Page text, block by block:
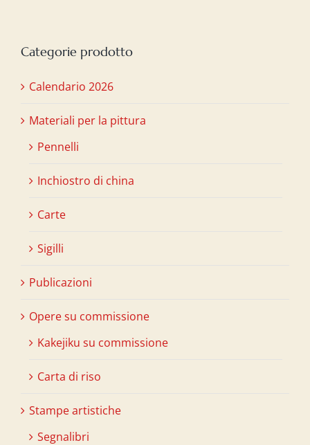
Categorie prodotto
Calendario 2026
Materiali per la pittura
Pennelli
Inchiostro di china
Carte
Sigilli
Publicazioni
Opere su commissione
Kakejiku su commissione
Carta di riso
Stampe artistiche
Segnalibri